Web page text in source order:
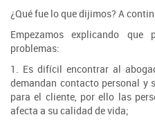
¿Qué fue lo que dijimos? A
Empezamos explicando que
problemas:
1. Es difícil encontrar al
demandan contacto personal y
para el cliente, por ello las
afecta a su calidad de vida;